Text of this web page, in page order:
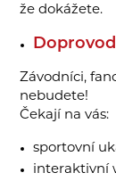
že dokážete.
Závodníci,
nebudete!
Čekají na vás:
sportovní
interaktivní